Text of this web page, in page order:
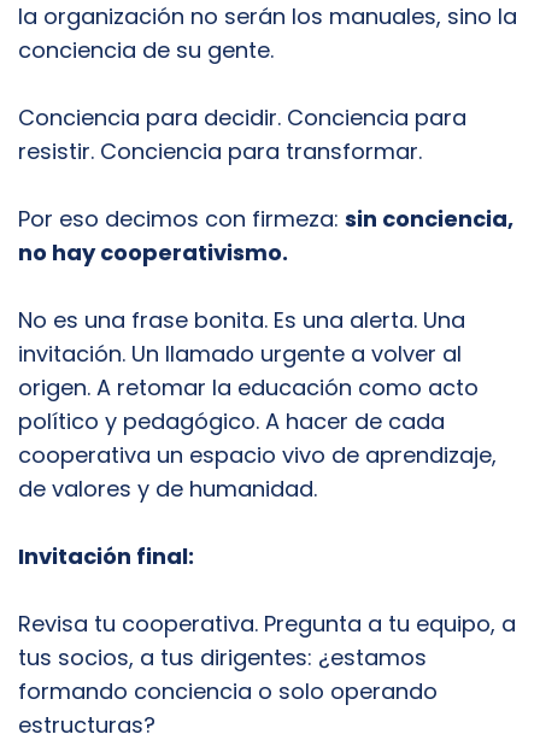
la organización no serán los manuales, sino la
conciencia de su gente.
Conciencia para decidir. Conciencia para
resistir. Conciencia para transformar.
Por eso decimos con firmeza: sin conciencia,
no hay cooperativismo.
No es una frase bonita. Es una alerta. Una
invitación. Un llamado urgente a volver al
origen. A retomar la educación como acto
político y pedagógico. A hacer de cada
cooperativa un espacio vivo de aprendizaje,
de valores y de humanidad.
Invitación final:
Revisa tu cooperativa. Pregunta a tu equipo, a
tus socios, a tus dirigentes: ¿estamos
formando conciencia o solo operando
estructuras?